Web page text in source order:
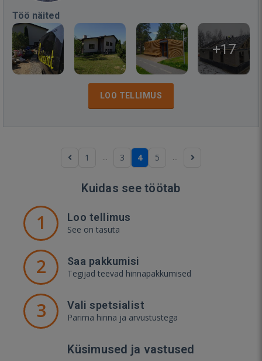
Töö näited
+17
LOO TELLIMUS
1 ... 3 4 5 ...
Kuidas see töötab
1 Loo tellimus
See on tasuta
2 Saa pakkumisi
Tegijad teevad hinnapakkumised
3 Vali spetsialist
Parima hinna ja arvustustega
Küsimused ja vastused